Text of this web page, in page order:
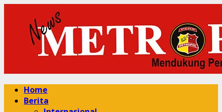
content
Primary
Menu
Home
Berita